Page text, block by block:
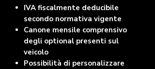
IVA fiscalmente deducibile
secondo normativa vigente
Canone mensile comprensivo
degli optional presenti sul
veicolo
Possibilità di personalizzare